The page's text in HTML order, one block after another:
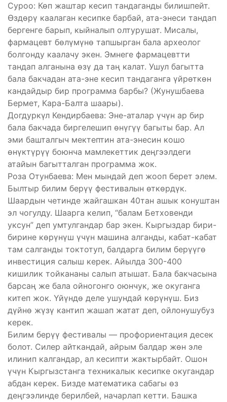
Суроо: Көп жаштар кесип тандаганды билишпейт.
Өздөрү каалаган кесипке барбай, ата-энеси тандап
бергенге барып, кыйналып олтурушат. Мисалы,
фармацевт бөлүмүнө тапшырган бала археолог
болгонду каалачу экен. Эмнеге фармацевтти
тандап алганына өзү да таң калат. Ушул багытта
бала бакчадан ата-эне кесип тандаганга үйрөткөн
кандайдыр бир программа барбы? (Жунушбаева
Бермет, Кара-Балта шаары).
Догдуркүл Кендирбаева: Эне-аталар үчүн ар бир
бала бакчада биргелешип өнүгүү багыты бар. Ал
эми башталгыч мектептин ата-энесин кошо
өнүктүрүү боюнча мамлекеттик деңгээлдеги
атайын багытталган программа жок.
Роза Отунбаева: Мен мындай деп жооп берет элем.
Былтыр билим берүү фестивалын өткөрдүк.
Шаардын четинде жайгашкан 40тан ашык конуштан
эл чогулду. Шаарга келип, “балам Бетховенди
уксун” деп умтулгандар бар экен. Кыргыздар бири-
бирине көрүнүш үчүн машина алганды, кабат-кабат
там салганды токтотуп, балдарга билим берүүгө
инвестиция салыш керек. Айылда 300-400
кишилик тойкананы салып атышат. Бала бакчасына
барсаң же бала ойногонго оюнчук, же окуганга
китеп жок. Үйүндө деле ушундай көрүнүш. Биз
дүйнө жүзү кантип жашап жатат деп, ойлонушубуз
керек.
Билим берүү фестивалы — профориентация десек
болот. Силер айткандай, айрым балдар жөн эле
илинип калгандар, ал кесипти жактырбайт. Ошон
үчүн Кыргызстанга техникалык кесипке окугандар
абдан керек. Бизде математика сабагы өз
деңгээлинде берилбей, начарлап кетти. Башка